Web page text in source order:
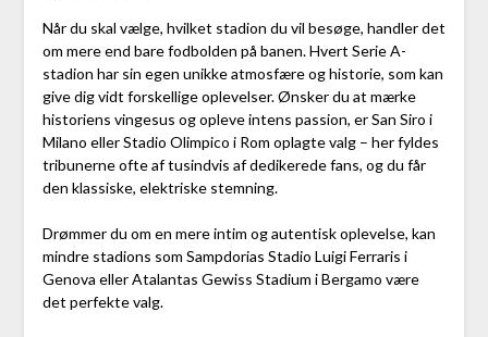
Når du skal vælge, hvilket stadion du vil besøge, handler det
om mere end bare fodbolden på banen. Hvert Serie A-
stadion har sin egen unikke atmosfære og historie, som kan
give dig vidt forskellige oplevelser. Ønsker du at mærke
historiens vingesus og opleve intens passion, er San Siro i
Milano eller Stadio Olimpico i Rom oplagte valg – her fyldes
tribunerne ofte af tusindvis af dedikerede fans, og du får
den klassiske, elektriske stemning.
Drømmer du om en mere intim og autentisk oplevelse, kan
mindre stadions som Sampdorias Stadio Luigi Ferraris i
Genova eller Atalantas Gewiss Stadium i Bergamo være
det perfekte valg.